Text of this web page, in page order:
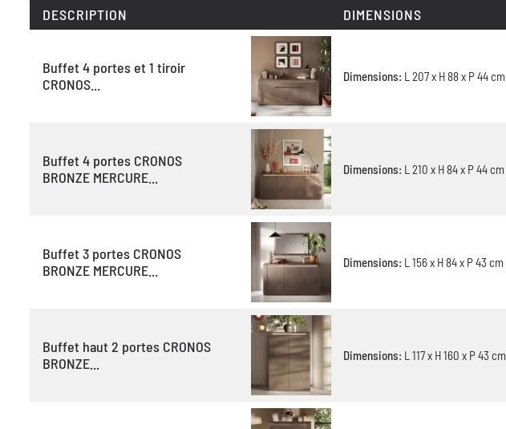
DESCRIPTION DIMENSIONS
Buffet 4 portes et 1 tiroir
CRONOS...
Dimensions: L 207 x H 88 x P 44 cm
Buffet 4 portes CRONOS
BRONZE MERCURE...
Dimensions: L 210 x H 84 x P 44 cm
Buffet 3 portes CRONOS
BRONZE MERCURE...
Dimensions: L 156 x H 84 x P 43 cm
Buffet haut 2 portes CRONOS
BRONZE...
Dimensions: L 117 x H 160 x P 43 cm